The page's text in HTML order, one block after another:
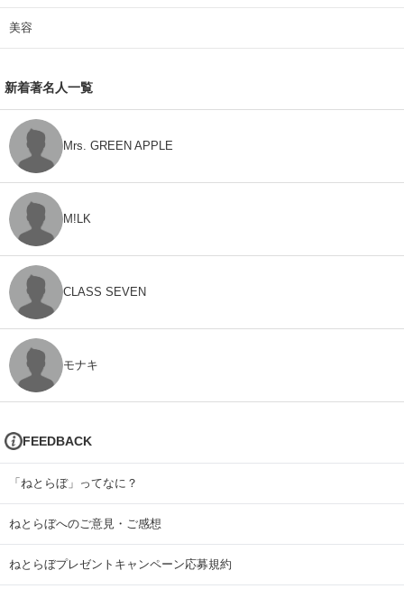
美容
新着著名人一覧
Mrs. GREEN APPLE
M!LK
CLASS SEVEN
モナキ
FEEDBACK
「ねとらぼ」ってなに？
ねとらぼへのご意見・ご感想
ねとらぼプレゼントキャンペーン応募規約